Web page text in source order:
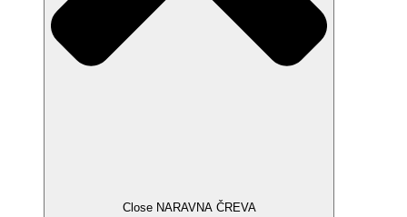
Close NARAVNA ČREVA